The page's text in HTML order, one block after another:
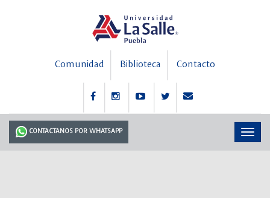
Comunidad Biblioteca Contacto
CONTACTANOS POR WHATSAPP